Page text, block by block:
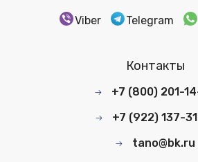
Viber Telegram
Контакты
+7 (800) 201-
+7 (922) 137-
tano@bk.ru